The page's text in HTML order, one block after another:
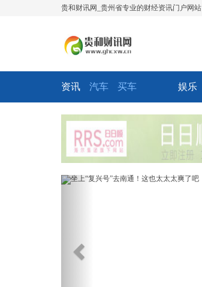
贵和财讯网_贵州省专业的财经资讯门户网站
资讯 汽车 买车 娱乐
Previous